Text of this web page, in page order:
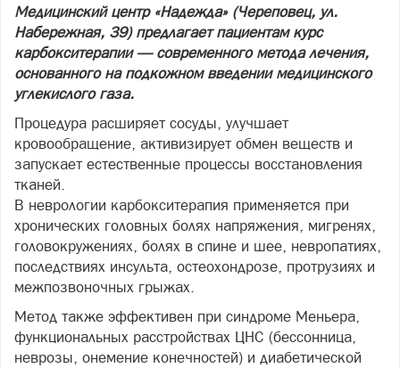
Медицинский центр «Надежда» (Череповец, ул.
Набережная, 39) предлагает пациентам курс
карбокситерапии — современного метода лечения,
основанного на подкожном введении медицинского
углекислого газа.
Процедура расширяет сосуды, улучшает
кровообращение, активизирует обмен веществ и
запускает естественные процессы восстановления
тканей.
В неврологии карбокситерапия применяется при
хронических головных болях напряжения, мигренях,
головокружениях, болях в спине и шее, невропатиях,
последствиях инсульта, остеохондрозе, протрузиях и
межпозвоночных грыжах.
Метод также эффективен при синдроме Меньера,
функциональных расстройствах ЦНС (бессонница,
неврозы, онемение конечностей) и диабетической